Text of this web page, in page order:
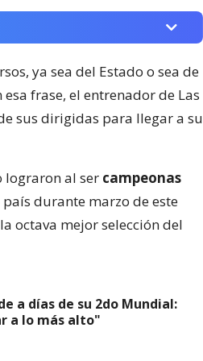
ya sea del Estado o sea de
frase, el entrenador de Las
sus dirigidas para llegar a su
lograron al ser campeonas
durante marzo de este
octava mejor selección del
a días de su 2do Mundial:
a lo más alto"